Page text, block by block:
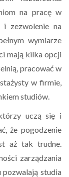
na pracę w
i zezwolenie na
wymiarze
mają kilka opcji
pracować w
w firmie,
studiów.
uczą się i
że pogodzenie
aż tak trudne.
zarządzania
pozwalają studia